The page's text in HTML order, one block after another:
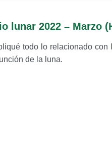
lunar 2022 – Marzo
todo lo relacionado
de la luna.